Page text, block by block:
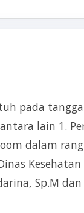
pada
lain 1.
dalam
Kesehatan
Sp.M